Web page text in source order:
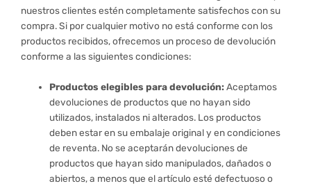
nuestros clientes estén completamente satisfechos con su
compra. Si por cualquier motivo no está conforme con los
productos recibidos, ofrecemos un proceso de devolución
conforme a las siguientes condiciones:
Productos elegibles para devolución:Aceptamos
devoluciones de productos que no hayan sido
utilizados, instalados ni alterados. Los productos
deben estar en su embalaje original y en condiciones
de reventa. No se aceptarán devoluciones de
productos que hayan sido manipulados, dañados o
abiertos, a menos que el artículo esté defectuoso o